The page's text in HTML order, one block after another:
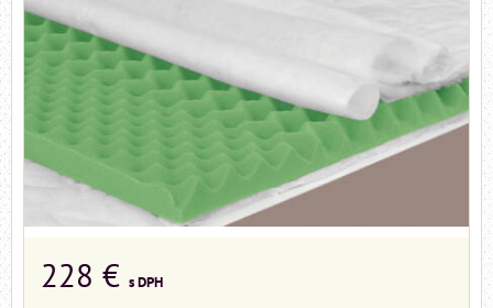
228 € s DPH